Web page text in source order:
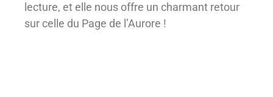
lecture, et elle nous offre un charmant retour
sur celle du Page de l’Aurore !